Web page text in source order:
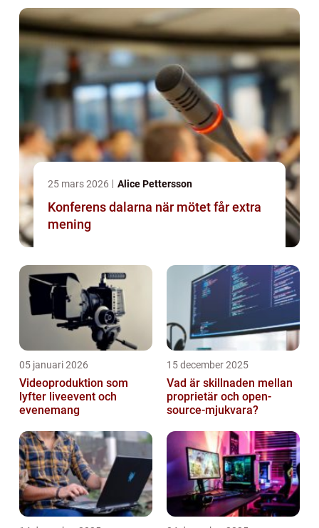
25 mars 2026 Alice Pettersson
Konferens dalarna när mötet får extra
mening
05 januari 2026
Videoproduktion som
lyfter liveevent och
evenemang
15 december 2025
Vad är skillnaden mellan
proprietär och open-
source-mjukvara?